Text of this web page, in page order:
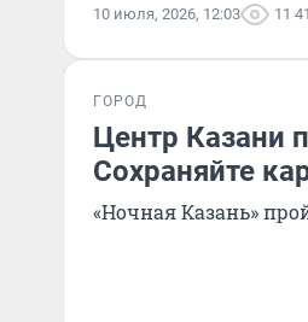
10 июля, 2026, 12:03 11
ГОРОД
Центр Казани
Сохраняйте
«Ночная Казань»